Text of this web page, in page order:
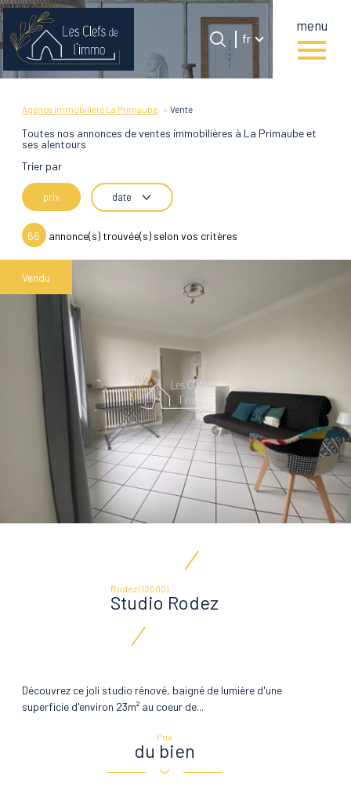
menu
Langue
fr
Accueil
Langue
Agence immobilière La Primaube Vente
Toutes nos annonces de ventes immobilières à La Primaube et
ses alentours
Trier par
prix date
66 annonce(s) trouvée(s) selon vos critères
Vendu
Rodez (12000)
Studio Rodez
Découvrez ce joli studio rénové, baigné de lumière d'une
superficie d'environ 23m² au coeur de...
Prix
du bien